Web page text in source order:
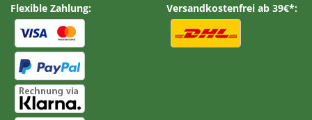
Flexible Zahlung: Versandkostenfrei ab 39€*: